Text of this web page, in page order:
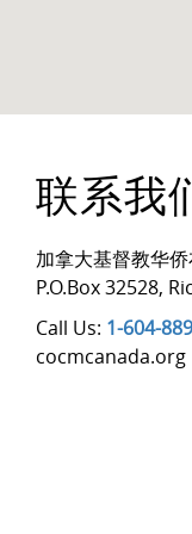
联系我
加拿大基督教华
P.O.Box 32528,
Call Us: 1-604-
cocmcanada.org